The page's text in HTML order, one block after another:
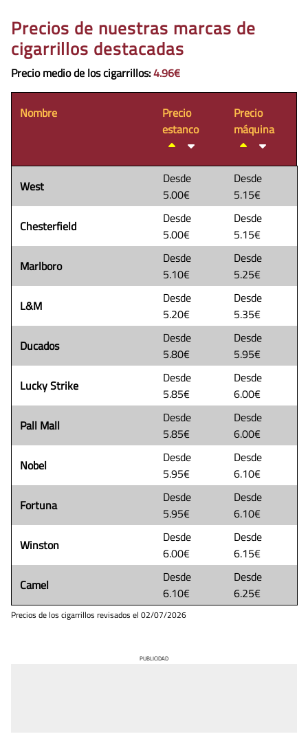
Precios de nuestras marcas de
cigarrillos destacadas
Precio medio de los cigarrillos:4.96€
Nombre
Precio
estanco
Precio
máquina
West
Desde
5.00€
Desde
5.15€
Chesterfield
Desde
5.00€
Desde
5.15€
Marlboro
Desde
5.10€
Desde
5.25€
L&M
Desde
5.20€
Desde
5.35€
Ducados
Desde
5.80€
Desde
5.95€
Lucky Strike
Desde
5.85€
Desde
6.00€
Pall Mall
Desde
5.85€
Desde
6.00€
Nobel
Desde
5.95€
Desde
6.10€
Fortuna
Desde
5.95€
Desde
6.10€
Winston
Desde
6.00€
Desde
6.15€
Camel
Desde
6.10€
Desde
6.25€
Precios de los cigarrillos revisados el 02/07/2026
PUBLICIDAD